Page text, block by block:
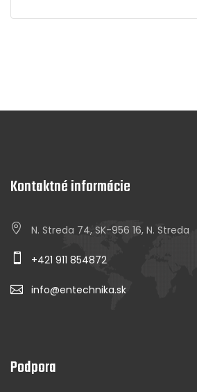
Kontaktné informácie
N. Streda 74, SK-956 16, N. Streda
+421 911 854872
info@entechnika.sk
Podpora